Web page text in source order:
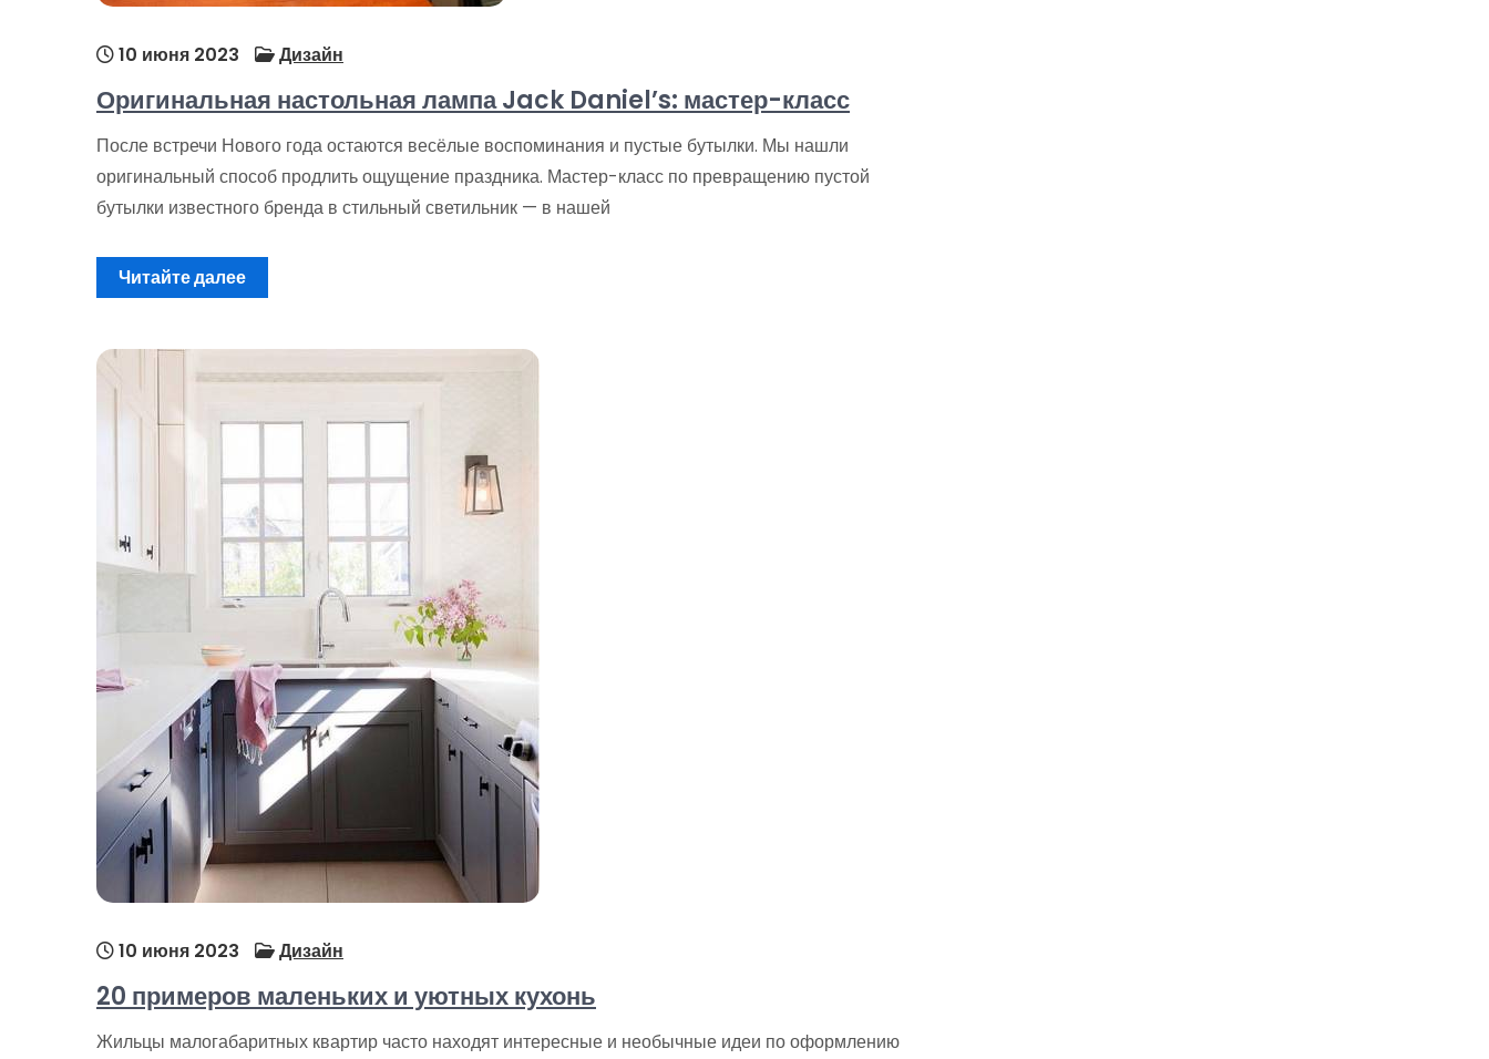
10 июня 2023 Дизайн
Оригинальная настольная лампа Jack Daniel’s: мастер-класс
После встречи Нового года остаются весёлые воспоминания и пустые бутылки. Мы нашли
оригинальный способ продлить ощущение праздника. Мастер-класс по превращению пустой
бутылки известного бренда в стильный светильник — в нашей
Читайте далее
10 июня 2023 Дизайн
20 примеров маленьких и уютных кухонь
Жильцы малогабаритных квартир часто находят интересные и необычные идеи по оформлению